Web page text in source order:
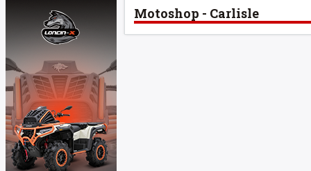
Motoshop - Carlisle